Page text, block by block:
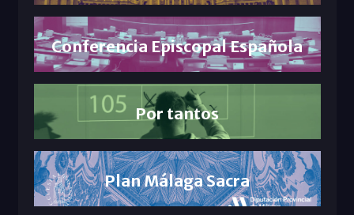
Conferencia Episcopal Española
Por tantos
Plan Málaga Sacra